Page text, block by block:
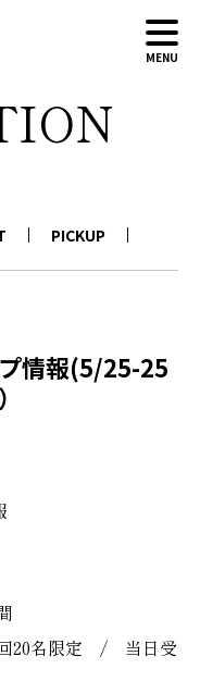
MENU
PICKUP
情報(5/25-25
20名限定 / 当日受